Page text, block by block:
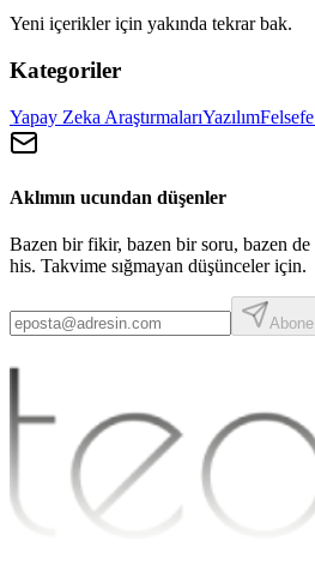
Yeni içerikler için yakında tekrar bak.
Kategoriler
Yapay Zeka AraştırmalarıYazılımFelsefe
Aklımın ucundan düşenler
Bazen bir fikir, bazen bir soru, bazen
his. Takvime sığmayan düşünceler için.
Abone